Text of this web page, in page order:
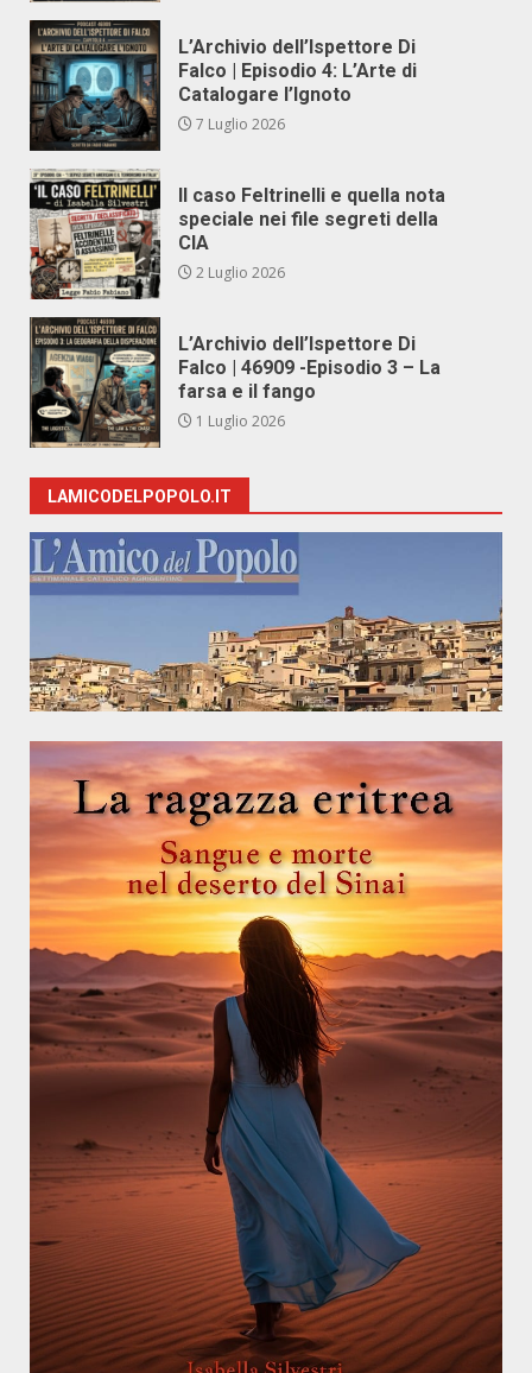
L’Archivio dell’Ispettore Di
Falco | Episodio 4: L’Arte di
Catalogare l’Ignoto
7 Luglio 2026
Il caso Feltrinelli e quella nota
speciale nei file segreti della
CIA
2 Luglio 2026
L’Archivio dell’Ispettore Di
Falco | 46909 -Episodio 3 – La
farsa e il fango
1 Luglio 2026
LAMICODELPOPOLO.IT